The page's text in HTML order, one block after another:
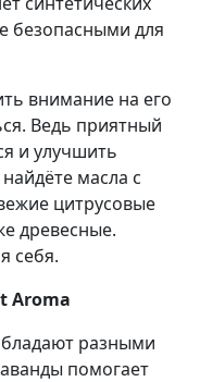
безопасными для
внимание на его
Ведь приятный
и улучшить
масла с
цитрусовые
древесные.
себя.
Aroma
разными
помогает